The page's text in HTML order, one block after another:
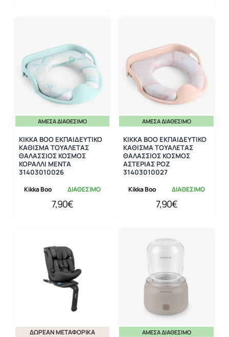
ΆΜΕΣΑ ΔΙΑΘΈΣΙΜΟ
Kikka Boo ΔΙΑΘΕΣΙΜΟ
KIKKA BOO ΕΚΠΑΙΔΕΥΤΙΚΟ
ΚΑΘΙΣΜΑ ΤΟΥΑΛΕΤΑΣ
ΘΑΛΑΣΣΙΟΣ ΚΟΣΜΟΣ
ΚΟΡΑΛΛΙ ΜΕΝΤΑ
31403010026
7,90€
ΆΜΕΣΑ ΔΙΑΘΈΣΙΜΟ
Kikka Boo ΔΙΑΘΕΣΙΜΟ
KIKKA BOO ΕΚΠΑΙΔΕΥΤΙΚΟ
ΚΑΘΙΣΜΑ ΤΟΥΑΛΕΤΑΣ
ΘΑΛΑΣΣΙΟΣ ΚΟΣΜΟΣ
ΑΣΤΕΡΙΑΣ ΡΟΖ
31403010027
7,90€
ΔΩΡΕΆΝ ΜΕΤΑΦΟΡΙΚΆ ΆΜΕΣΑ ΔΙΑΘΈΣΙΜΟ